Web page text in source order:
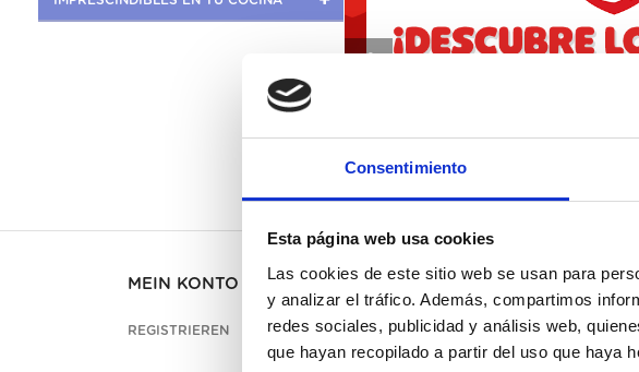
Consentimiento
Esta página web usa cookies
Las cookies de este sitio web se usan para
y analizar el tráfico. Además, compartimos
redes sociales, publicidad y análisis web,
que hayan recopilado a partir del uso que haya
Es sind keine
MEIN KONTO
REGISTRIEREN
KUNDENBETREUUNG
KONTAKT